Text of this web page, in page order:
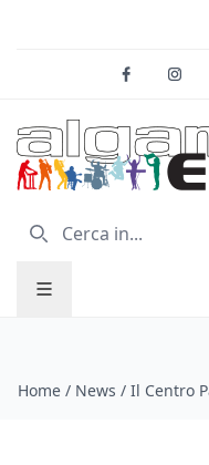
Home / News /